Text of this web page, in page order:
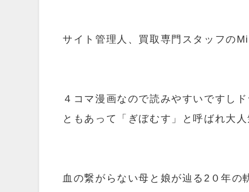
サイト管理人、買取専門スタッフの
４コマ漫画なので読みやすいですし
ともあって「ぎぼむす」と呼ばれ大人
血の繋がらない母と娘が辿る2０年の